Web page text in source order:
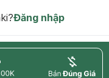
Đăng nhập